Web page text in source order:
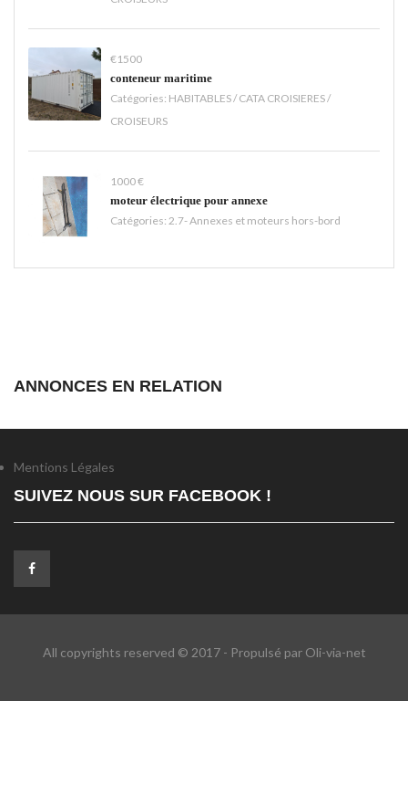
€1500
conteneur maritime
Catégories: HABITABLES / CATA CROISIERES /
CROISEURS
1000 €
moteur électrique pour annexe
Catégories: 2.7- Annexes et moteurs hors-bord
ANNONCES EN RELATION
Mentions Légales
SUIVEZ NOUS SUR FACEBOOK !
All copyrights reserved © 2017 - Propulsé par Oli-via-net